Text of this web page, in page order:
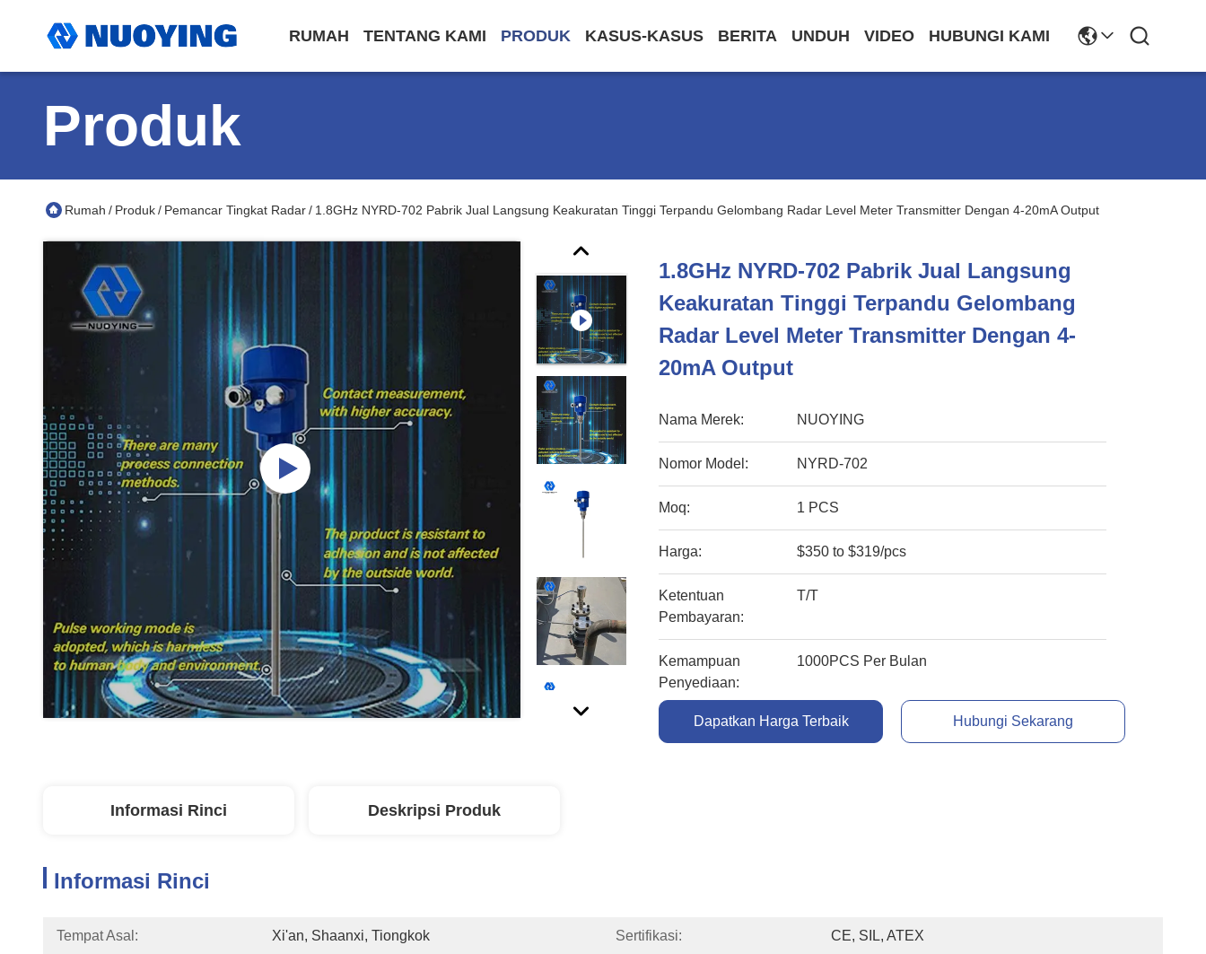
RUMAH TENTANG KAMI PRODUK KASUS-KASUS BERITA UNDUH VIDEO HUBUNGI KAMI
Produk
Rumah / Produk/ Pemancar Tingkat Radar/ 1.8GHz NYRD-702 Pabrik Jual Langsung Keakuratan Tinggi Terpandu Gelombang Radar Level Meter Transmitter Dengan 4-20mA Output
1.8GHz NYRD-702 Pabrik Jual Langsung
Keakuratan Tinggi Terpandu Gelombang
Radar Level Meter Transmitter Dengan 4-
20mA Output
Nama Merek: NUOYING
Nomor Model: NYRD-702
Moq: 1 PCS
Harga: $350 to $319/pcs
Ketentuan
Pembayaran:
T/T
Kemampuan
Penyediaan:
1000PCS Per Bulan
Dapatkan Harga Terbaik Hubungi Sekarang
Informasi Rinci Deskripsi Produk
Informasi Rinci
Tempat Asal: Xi'an, Shaanxi, Tiongkok Sertifikasi: CE, SIL, ATEX